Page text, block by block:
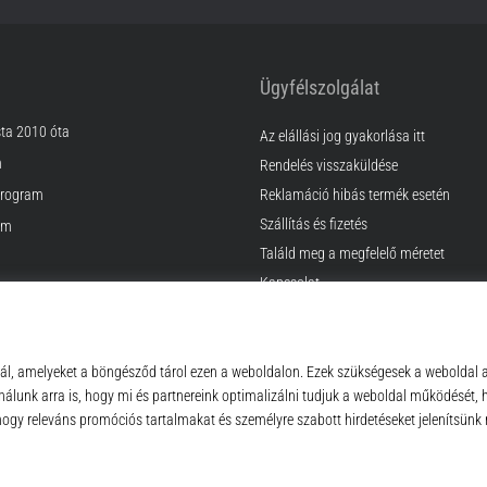
2010 óta
Ügyfélszolgálat
Az elállási jog gyakorlása itt
Rendelés visszaküldése
Reklamáció hibás termék esetén
Szállítás és fizetés
Találd meg a megfelelő méretet
Kapcsolat